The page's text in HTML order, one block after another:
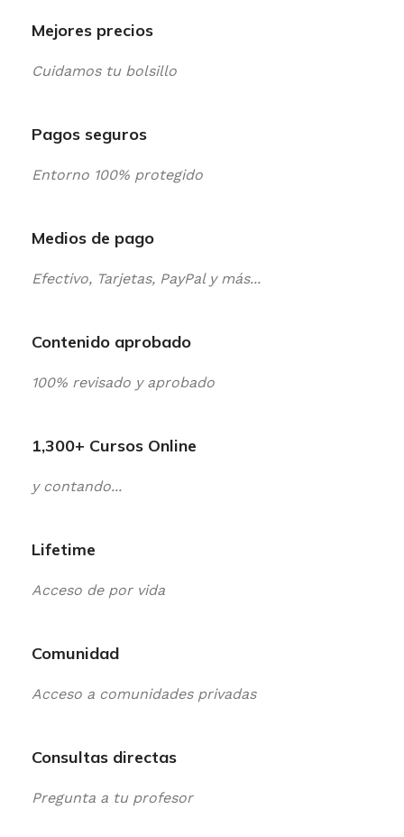
Mejores precios
Cuidamos tu bolsillo
Pagos seguros
Entorno 100% protegido
Medios de pago
Efectivo, Tarjetas, PayPal y más...
Contenido aprobado
100% revisado y aprobado
1,300+ Cursos Online
y contando...
Lifetime
Acceso de por vida
Comunidad
Acceso a comunidades privadas
Consultas directas
Pregunta a tu profesor